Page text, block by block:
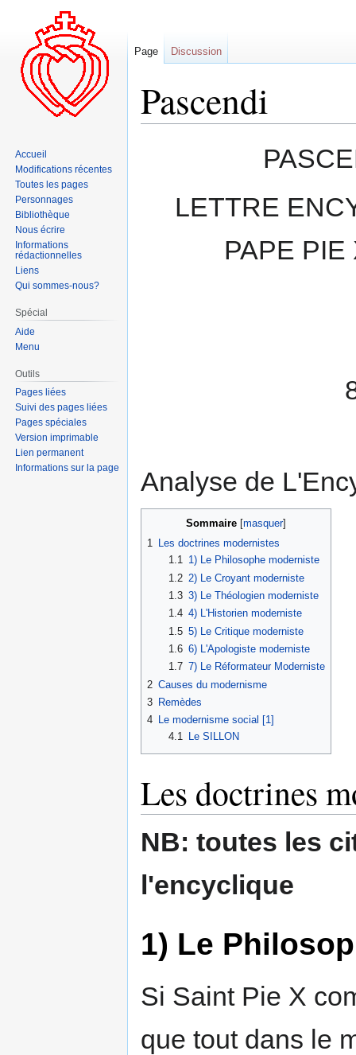
Pascendi
navigation
rechercheLETTRE
PAPE
Analyse de
Sommaire
1 Les doctrines modernistes
1.1 1) Le Philosophe moderniste
1.2 2) Le Croyant moderniste
1.3 3) Le Théologien moderniste
1.4 4) L'Historien moderniste
1.5 5) Le Critique moderniste
1.6 6) L'Apologiste moderniste
1.7 7) Le Réformateur Moderniste
2 Causes du modernisme
3 Remèdes
4 Le modernisme social [1]
4.1
Le SILLON
Les doctrines
NB: toutes les
l'encyclique
1) Le
Si Saint Pie X
que tout dans le
Page Discussion
Accueil
Modifications récentes
Toutes les pages
Personnages
Bibliothèque
Nous écrire
Informations
rédactionnelles
Liens
Qui sommes-nous?
Spécial
Aide
Menu
Outils
Pages liées
Suivi des pages liées
Pages spéciales
Version imprimable
Lien permanent
Informations sur la page